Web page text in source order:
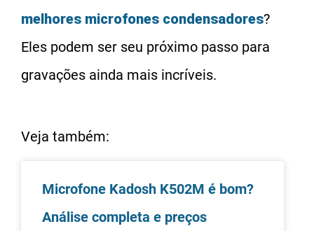
melhores microfones condensadores?
Eles podem ser seu próximo passo para
gravações ainda mais incríveis.
Veja também:
Microfone Kadosh K502M é bom?
Análise completa e preços